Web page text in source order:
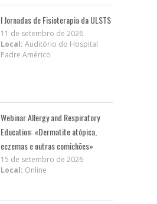
I Jornadas de Fisioterapia da ULSTS
11 de setembro de 2026
Local: Auditório do Hospital
Padre Américo
Webinar Allergy and Respiratory
Education: «Dermatite atópica,
eczemas e outras comichões»
15 de setembro de 2026
Local: Online